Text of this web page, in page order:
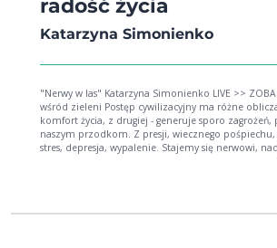
radość życia
Katarzyna Simonienko
"Nerwy w las" Katarzyna Simonienko LIVE >> ZOBACZ Zabierz swoje stresy na
wśród zieleni Postęp cywilizacyjny ma różne oblicza: z jednej strony podnosi jakość i
komfort życia, z drugiej - generuje sporo
naszym przodkom. Z presji, wiecznego
stres, depresja, wypalenie. Stajemy się nerwowi,
jedynie z mody lub jest efektem kampanii